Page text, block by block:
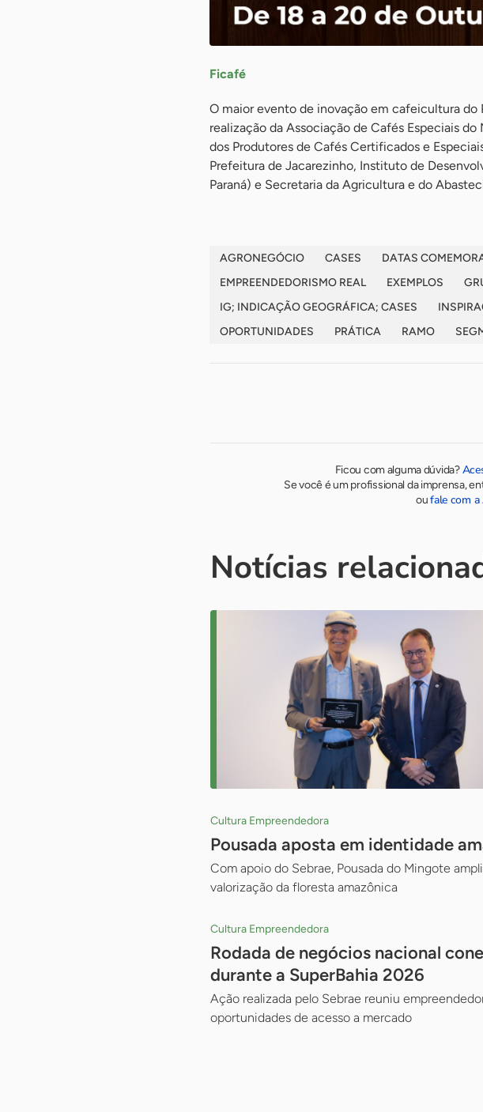
Ficafé
O maior evento de inovação em cafeicultura do
realização da Associação de Cafés Especiais
dos Produtores de Cafés Certificados e
Prefeitura de Jacarezinho, Instituto de
Paraná) e Secretaria da Agricultura e do
AGRONEGÓCIO CASES DATAS
EMPREENDEDORISMO REAL
EXEMPLOS
IG; INDICAÇÃO GEOGRÁFICA; CASES
OPORTUNIDADES
PRÁTICA RAMO
Ficou com alguma dúvida?
Se você é um profissional da imprensa,
oufale com a
Notícias
Cultura Empreendedora
Pousada aposta em identidade
Com apoio do Sebrae, Pousada do Mingote
valorização da floresta amazônica
Cultura Empreendedora
Rodada de negócios nacional
durante a SuperBahia 2026
Ação realizada pelo Sebrae reuniu
oportunidades de acesso a mercado